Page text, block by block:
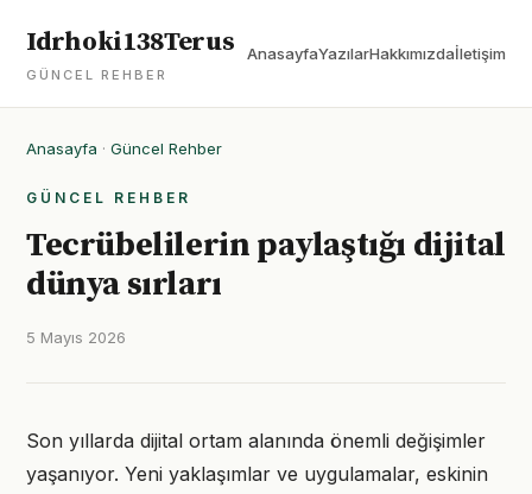
Idrhoki138Terus
GÜNCEL REHBER
AnasayfaYazılarHakkımızdaİletişim
Anasayfa · Güncel Rehber
GÜNCEL REHBER
Tecrübelilerin paylaştığı dijital
dünya sırları
5 Mayıs 2026
Son yıllarda dijital ortam alanında önemli değişimler
yaşanıyor. Yeni yaklaşımlar ve uygulamalar, eskinin